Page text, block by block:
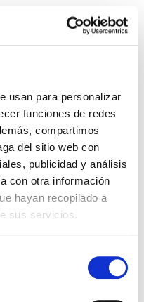
usan para personalizar
funciones de redes
compartimos
del sitio web con
publicidad y análisis
con otra información
hayan recopilado a
sus servicios.
2238
3.8 MB
CANAL DE INFORMACIÓN
DEL SITIO
ACCESIBILIDAD
-